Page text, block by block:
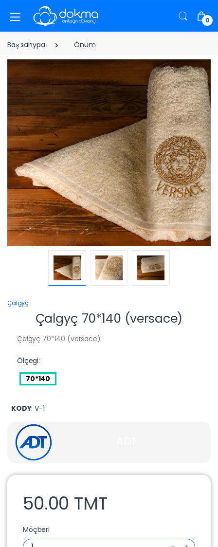
0
Baş sahypa Önüm
Çalgyç
Çalgyç 70*140 (versace)
Çalgyç 70*140 (versace)
Ölçegi:
70*140
KODY: V-1
50.00 TMT
Möçberi